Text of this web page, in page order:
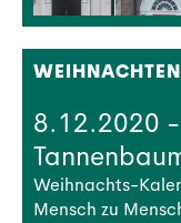
WEIHNACHTEN
8.12.2020 -
Weihnachts-
Mensch zu